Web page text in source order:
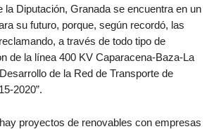
la Diputación, Granada se encuentra en un
su futuro, porque, según recordó, las
a través de todo tipo de
de la línea 400 KV Caparacena-Baza-La
de la Red de Transporte de
2020”.
proyectos de renovables con empresas